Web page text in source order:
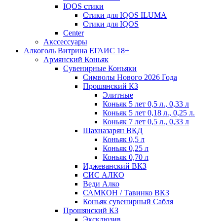
IQOS стики
Стики для IQOS ILUMA
Стики для IQOS
Сenter
Акссессуары
Алкоголь Витрина ЕГАИС 18+
Армянский Коньяк
Сувенирные Коньяки
Символы Нового 2026 Года
Прошянский КЗ
Элитные
Коньяк 5 лет 0,5 л., 0,33 л
Коньяк 5 лет 0,18 л., 0,25 л.
Коньяк 7 лет 0,5 л., 0,33 л
Шахназарян ВКД
Коньяк 0,5 л
Коньяк 0,25 л
Коньяк 0,70 л
Иджеванский ВКЗ
СИС АЛКО
Веди Алко
САМКОН / Тавинко ВКЗ
Коньяк сувенирный Сабля
Прошянский КЗ
Эксклюзив